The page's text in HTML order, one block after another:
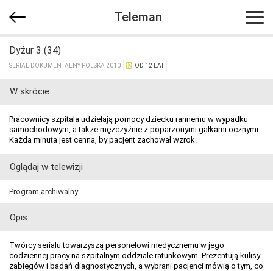
Teleman
Dyżur 3 (34)
SERIAL DOKUMENTALNY POLSKA 2010 OD 12 LAT
W skrócie
Pracownicy szpitala udzielają pomocy dziecku rannemu w wypadku
samochodowym, a także mężczyźnie z poparzonymi gałkami ocznymi.
Każda minuta jest cenna, by pacjent zachował wzrok.
Oglądaj w telewizji
Program archiwalny.
Opis
Twórcy serialu towarzyszą personelowi medycznemu w jego
codziennej pracy na szpitalnym oddziale ratunkowym. Prezentują kulisy
zabiegów i badań diagnostycznych, a wybrani pacjenci mówią o tym, co